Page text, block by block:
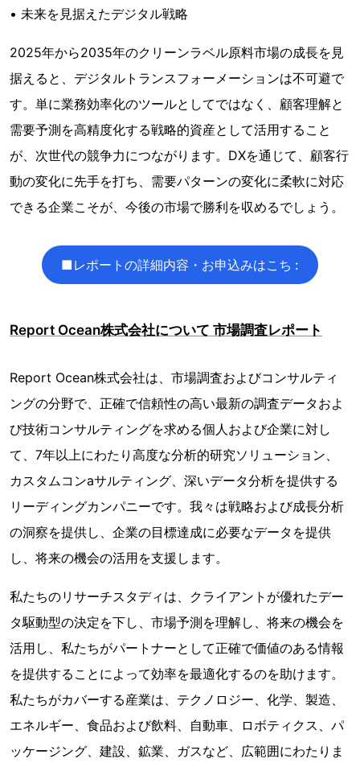
• 未来を見据えたデジタル戦略
2025年から2035年のクリーンラベル原料市場の成長を見
据えると、デジタルトランスフォーメーションは不可避で
す。単に業務効率化のツールとしてではなく、顧客理解と
需要予測を高精度化する戦略的資産として活用すること
が、次世代の競争力につながります。DXを通じて、顧客行
動の変化に先手を打ち、需要パターンの変化に柔軟に対応
できる企業こそが、今後の市場で勝利を収めるでしょう。
■レポートの詳細内容・お申込みはこち :
Report Ocean株式会社について 市場調査レポート
Report Ocean株式会社は、市場調査およびコンサルティ
ングの分野で、正確で信頼性の高い最新の調査データおよ
び技術コンサルティングを求める個人および企業に対し
て、7年以上にわたり高度な分析的研究ソリューション、
カスタムコンaサルティング、深いデータ分析を提供する
リーディングカンパニーです。我々は戦略および成長分析
の洞察を提供し、企業の目標達成に必要なデータを提供
し、将来の機会の活用を支援します。
私たちのリサーチスタディは、クライアントが優れたデー
タ駆動型の決定を下し、市場予測を理解し、将来の機会を
活用し、私たちがパートナーとして正確で価値のある情報
を提供することによって効率を最適化するのを助けます。
私たちがカバーする産業は、テクノロジー、化学、製造、
エネルギー、食品および飲料、自動車、ロボティクス、パ
ッケージング、建設、鉱業、ガスなど、広範囲にわたりま